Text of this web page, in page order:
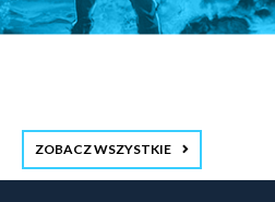
stopka 3
ZOBACZ WSZYSTKIE